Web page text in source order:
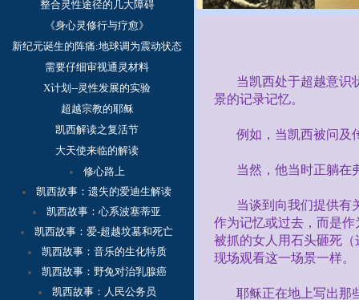
整合灵性途径的几大障碍
《身心灵修行与疗愈》
新纪元诞生的阵痛:地球调为震动状态
需要仔细审视通灵材料
X计划--灵性发展的实验
超越宗教的耶稣
凯西解读之复活节
大天使来临的解读
修心路上
凯西故事： 遗失的爱迪生解读
凯西故事：心系波塞蒂亚
凯西故事：爱-超越坟墓和死亡
凯西故事：音乐的生化特质
凯西故事：野兔对治乳腺癌
凯西故事：人民公务员
当凯西处于超越意识
景的记录记忆。
例如，当凯西被问及
当然，他当时正躺在
当谈到向我们提供有
作为记忆或过去，而是
被抓的女人用石头砸死
现场观看这一场景一样。
耶稣正在地上写出那